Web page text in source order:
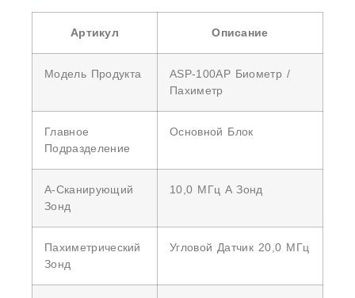
Артикул Описание
Модель Продукта
ASP-100AP Биометр /
Пахиметр
Главное
Подразделение
Основной Блок
А-Сканирующий
Зонд
10,0 МГц A Зонд
Пахиметрический
Зонд
Угловой Датчик 20,0 МГц